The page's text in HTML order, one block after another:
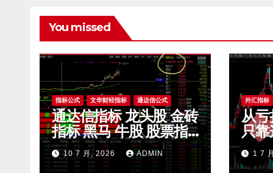
You missed
指标公式 文华财经指标 通达信公式
通达信指标 龙头股 金砖
指标 黑马 牛股 股票指
标公式
10 7 月, 2026 ADMIN
外汇指标
从
只
滤
开1 7